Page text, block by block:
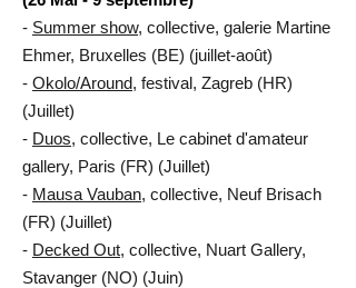
- Summer show, collective, galerie Martine
Ehmer, Bruxelles (BE) (juillet-août)
- Okolo/Around, festival, Zagreb (HR)
(Juillet)
- Duos, collective, Le cabinet d'amateur
gallery, Paris (FR) (Juillet)
- Mausa Vauban, collective, Neuf Brisach
(FR) (Juillet)
- Decked Out, collective, Nuart Gallery,
Stavanger (NO) (Juin)